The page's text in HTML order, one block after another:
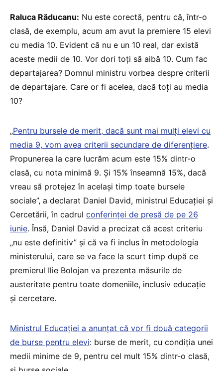
Raluca Răducanu: Nu este corectă, pentru că, într-o
clasă, de exemplu, acum am avut la premiere 15 elevi
cu media 10. Evident că nu e un 10 real, dar există
aceste medii de 10. Vor dori toți să aibă 10. Cum fac
departajarea? Domnul ministru vorbea despre criterii
de departajare. Care or fi acelea, dacă toți au media
10?
„Pentru bursele de merit, dacă sunt mai mulți elevi cu
media 9, vom avea criterii secundare de diferențiere.
Propunerea la care lucrăm acum este 15% dintr-o
clasă, cu nota minimă 9. Și 15% înseamnă 15%, dacă
vreau să protejez în același timp toate bursele
sociale”, a declarat Daniel David, ministrul Educației și
Cercetării, în cadrul conferinței de presă de pe 26
iunie. Însă, Daniel David a precizat că acest criteriu
„nu este definitiv” și că va fi inclus în metodologia
ministerului, care se va face la scurt timp după ce
premierul Ilie Bolojan va prezenta măsurile de
austeritate pentru toate domeniile, inclusiv educație
și cercetare.
Ministrul Educației a anunțat că vor fi două categorii
de burse pentru elevi: burse de merit, cu condiția unei
medii minime de 9, pentru cel mult 15% dintr-o clasă,